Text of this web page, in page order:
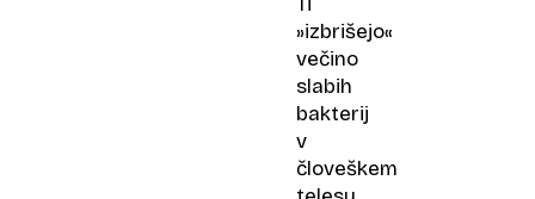
»izbrišejo«
večino
slabih
bakterij
v
človeškem